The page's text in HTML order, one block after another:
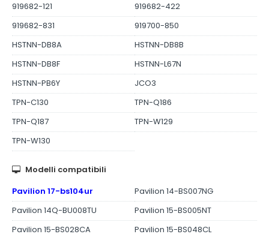
919682-121
919682-422
919682-831
919700-850
HSTNN-DB8A
HSTNN-DB8B
HSTNN-DB8F
HSTNN-L67N
HSTNN-PB6Y
JCO3
TPN-C130
TPN-Q186
TPN-Q187
TPN-W129
TPN-W130
Modelli compatibili
Pavilion 17-bs104ur
Pavilion 14-BS007NG
Pavilion 14Q-BU008TU
Pavilion 15-BS005NT
Pavilion 15-BS028CA
Pavilion 15-BS048CL